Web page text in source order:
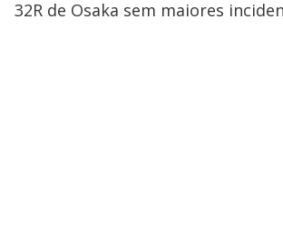
32R de Osaka sem maiores